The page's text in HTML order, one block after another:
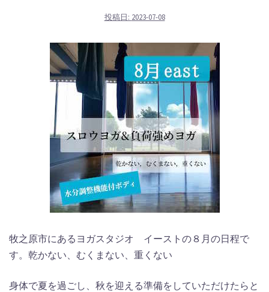
投稿日: 2023-07-08
牧之原市にあるヨガスタジオ イーストの８月の日程で
す。乾かない、むくまない、重くない
身体で夏を過ごし、秋を迎える準備をしていただけたらと